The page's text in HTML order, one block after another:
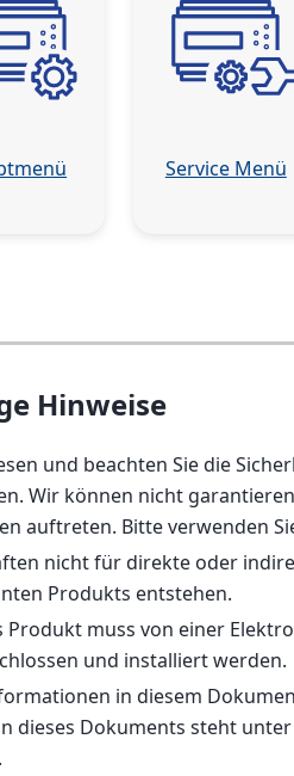
Service Menü
Hinweise
und beachten Sie die
Wir können nicht
auftreten. Bitte verwenden
nicht für direkte oder
Produkts entstehen.
Produkt muss von einer
und installiert werden.
in diesem
dieses Dokuments steht unter